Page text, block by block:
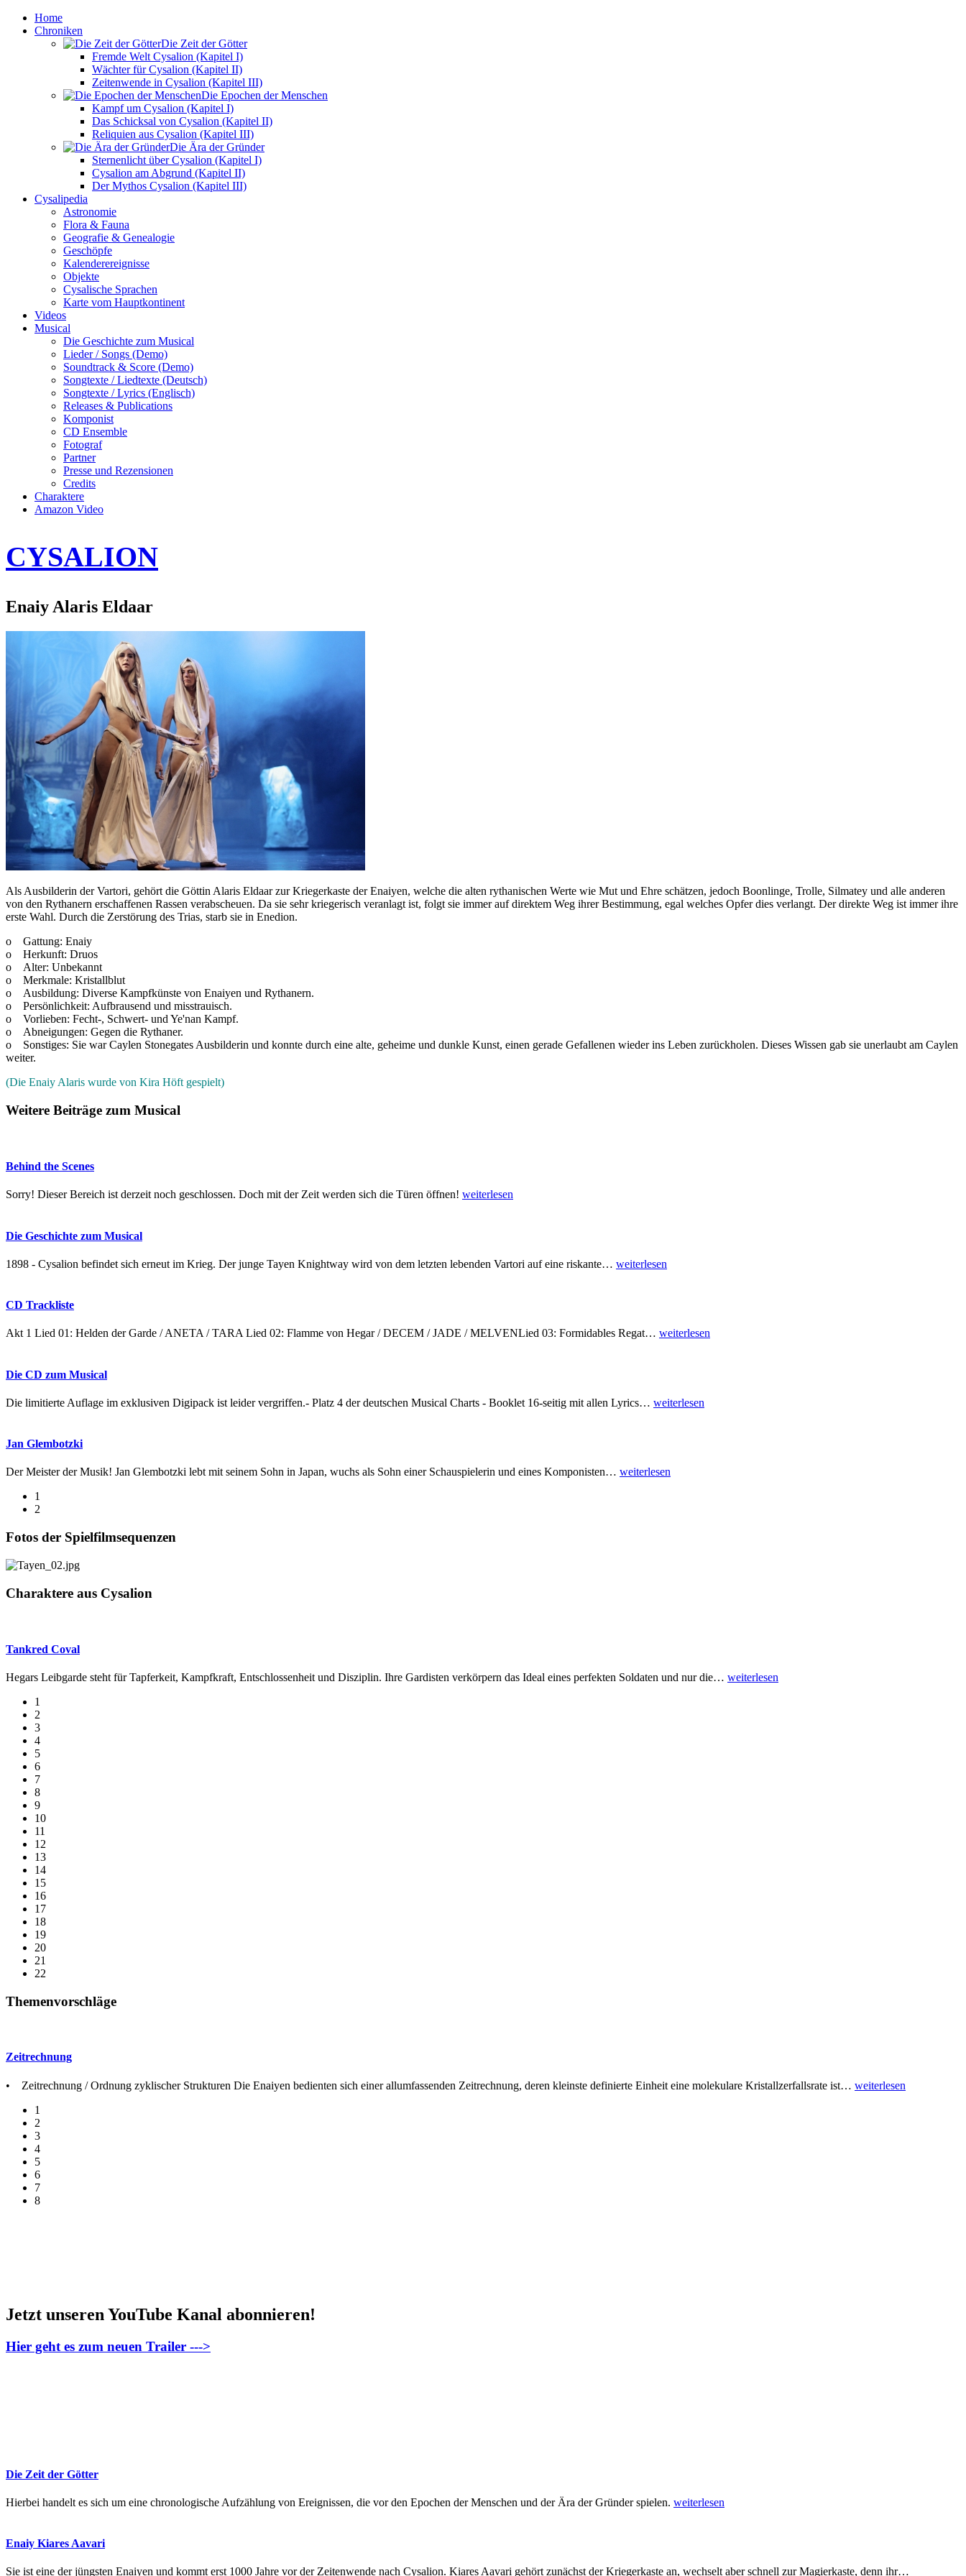
Home
Chroniken
Die Zeit der Götter
Fremde Welt Cysalion (Kapitel I)
Wächter für Cysalion (Kapitel II)
Zeitenwende in Cysalion (Kapitel III)
Die Epochen der Menschen
Kampf um Cysalion (Kapitel I)
Das Schicksal von Cysalion (Kapitel II)
Reliquien aus Cysalion (Kapitel III)
Die Ära der Gründer
Sternenlicht über Cysalion (Kapitel I)
Cysalion am Abgrund (Kapitel II)
Der Mythos Cysalion (Kapitel III)
Cysalipedia
Astronomie
Flora & Fauna
Geografie & Genealogie
Geschöpfe
Kalenderereignisse
Objekte
Cysalische Sprachen
Karte vom Hauptkontinent
Videos
Musical
Die Geschichte zum Musical
Lieder / Songs (Demo)
Soundtrack & Score (Demo)
Songtexte / Liedtexte (Deutsch)
Songtexte / Lyrics (Englisch)
Releases & Publications
Komponist
CD Ensemble
Fotograf
Partner
Presse und Rezensionen
Credits
Charaktere
Amazon Video
CYSALION
Enaiy Alaris Eldaar
Als Ausbilderin der Vartori, gehört die Göttin Alaris Eldaar zur Kriegerkaste der Enaiyen, welche die alten rythanischen Werte wie Mut und Ehre schätzen, jedoch Boonlinge, Trolle, Silmatey und alle anderen
von den Rythanern erschaffenen Rassen verabscheuen. Da sie sehr kriegerisch veranlagt ist, folgt sie immer auf direktem Weg ihrer Bestimmung, egal welches Opfer dies verlangt. Der direkte Weg ist immer ihre
erste Wahl. Durch die Zerstörung des Trias, starb sie in Enedion.
o Gattung: Enaiy
o Herkunft: Druos
o Alter: Unbekannt
o Merkmale: Kristallblut
o Ausbildung: Diverse Kampfkünste von Enaiyen und Rythanern.
o Persönlichkeit: Aufbrausend und misstrauisch.
o Vorlieben: Fecht-, Schwert- und Ye'nan Kampf.
o Abneigungen: Gegen die Rythaner.
o Sonstiges: Sie war Caylen Stonegates Ausbilderin und konnte durch eine alte, geheime und dunkle Kunst, einen gerade Gefallenen wieder ins Leben zurückholen. Dieses Wissen gab sie unerlaubt am Caylen
weiter.
(Die Enaiy Alaris wurde von Kira Höft gespielt)
Weitere Beiträge zum Musical
Behind the Scenes
Sorry! Dieser Bereich ist derzeit noch geschlossen. Doch mit der Zeit werden sich die Türen öffnen! weiterlesen
Die Geschichte zum Musical
1898 - Cysalion befindet sich erneut im Krieg. Der junge Tayen Knightway wird von dem letzten lebenden Vartori auf eine riskante… weiterlesen
CD Trackliste
Akt 1 Lied 01: Helden der Garde / ANETA / TARA Lied 02: Flamme von Hegar / DECEM / JADE / MELVENLied 03: Formidables Regat… weiterlesen
Die CD zum Musical
Die limitierte Auflage im exklusiven Digipack ist leider vergriffen.- Platz 4 der deutschen Musical Charts - Booklet 16-seitig mit allen Lyrics… weiterlesen
Jan Glembotzki
Der Meister der Musik! Jan Glembotzki lebt mit seinem Sohn in Japan, wuchs als Sohn einer Schauspielerin und eines Komponisten… weiterlesen
1
2
Fotos der Spielfilmsequenzen
Charaktere aus Cysalion
Tankred Coval
Hegars Leibgarde steht für Tapferkeit, Kampfkraft, Entschlossenheit und Disziplin. Ihre Gardisten verkörpern das Ideal eines perfekten Soldaten und nur die… weiterlesen
1
2
3
4
5
6
7
8
9
10
11
12
13
14
15
16
17
18
19
20
21
22
Themenvorschläge
Zeitrechnung
• Zeitrechnung / Ordnung zyklischer Strukturen Die Enaiyen bedienten sich einer allumfassenden Zeitrechnung, deren kleinste definierte Einheit eine molekulare Kristallzerfallsrate ist… weiterlesen
1
2
3
4
5
6
7
8
Jetzt unseren YouTube Kanal abonnieren!
Hier geht es zum neuen Trailer --->
Die Zeit der Götter
Hierbei handelt es sich um eine chronologische Aufzählung von Ereignissen, die vor den Epochen der Menschen und der Ära der Gründer spielen. weiterlesen
Enaiy Kiares Aavari
Sie ist eine der jüngsten Enaiyen und kommt erst 1000 Jahre vor der Zeitenwende nach Cysalion. Kiares Aavari gehört zunächst der Kriegerkaste an, wechselt aber schnell zur Magierkaste, denn ihr…